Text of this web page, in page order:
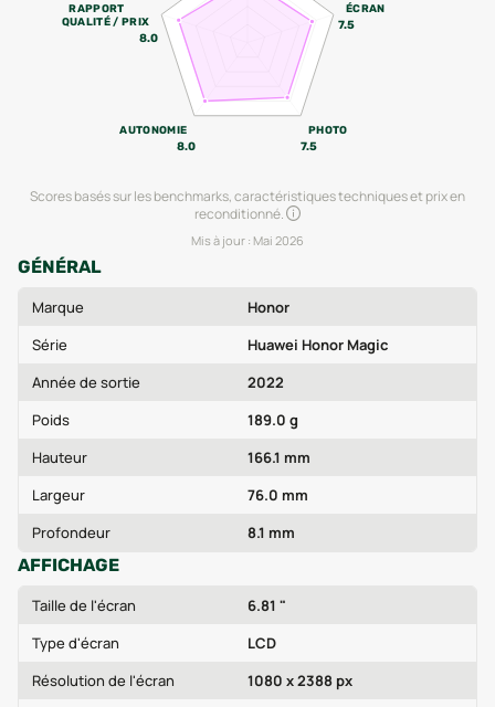
ÉCRAN
7.5
PHOTO
7.5
AUTONOMIE
8.0
RAPPORT
QUALITÉ / PRIX
8.0
Scores basés sur les benchmarks, caractéristiques techniques et prix en
reconditionné.
Mis à jour : Mai 2026
GÉNÉRAL
Marque
Honor
Série
Huawei Honor Magic
Année de sortie
2022
Poids
189.0 g
Hauteur
166.1 mm
Largeur
76.0 mm
Profondeur
8.1 mm
AFFICHAGE
Taille de l'écran
6.81 "
Type d'écran
LCD
Résolution de l'écran
1080 x 2388 px